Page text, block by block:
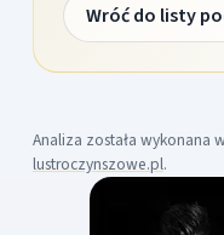
Wróć do listy
Analiza została wykonana
lustroczynszowe.pl.